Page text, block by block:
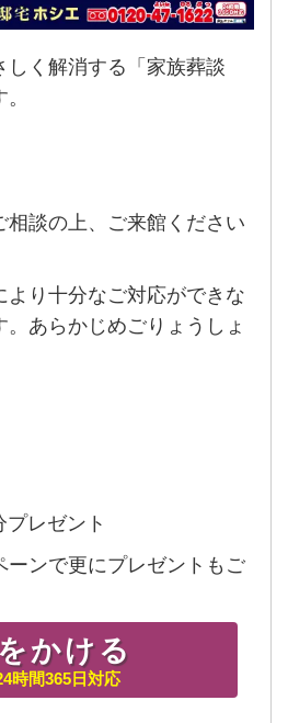
しく解消する「家族葬談
談の上、ご来館ください
り十分なご対応ができな
あらかじめごりょうしょ
レゼント
ーンで更にプレゼントもご
をかける
時間365日対応